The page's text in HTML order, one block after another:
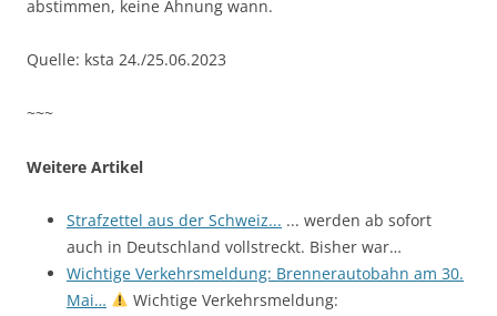
abstimmen, keine Ahnung wann.
Quelle: ksta 24./25.06.2023
~~~
Weitere Artikel
Strafzettel aus der Schweiz... ... werden ab sofort
auch in Deutschland vollstreckt. Bisher war…
Wichtige Verkehrsmeldung: Brennerautobahn am 30.
Mai…
Wichtige Verkehrsmeldung: